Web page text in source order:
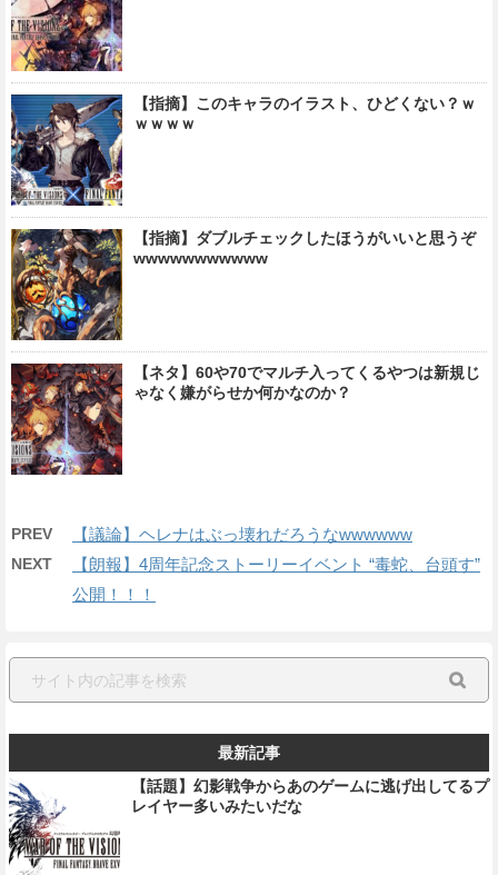
【指摘】このキャラのイラスト、ひどくない？ｗ
ｗｗｗｗ
【指摘】ダブルチェックしたほうがいいと思うぞ
wwwwwwwwwww
【ネタ】60や70でマルチ入ってくるやつは新規じ
ゃなく嫌がらせか何かなのか？
PREV 【議論】ヘレナはぶっ壊れだろうなwwwwww
NEXT
【朗報】4周年記念ストーリーイベント “毒蛇、台頭す”
公開！！！
最新記事
【話題】幻影戦争からあのゲームに逃げ出してるプ
レイヤー多いみたいだな